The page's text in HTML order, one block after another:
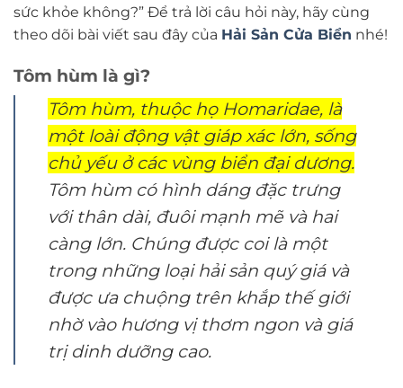
sức khỏe không?” Để trả lời câu hỏi này, hãy cùng
theo dõi bài viết sau đây của Hải Sản Cửa Biển nhé!
Tôm hùm là gì?
Tôm hùm, thuộc họ Homaridae, là
một loài động vật giáp xác lớn, sống
chủ yếu ở các vùng biển đại dương.
Tôm hùm có hình dáng đặc trưng
với thân dài, đuôi mạnh mẽ và hai
càng lớn. Chúng được coi là một
trong những loại hải sản quý giá và
được ưa chuộng trên khắp thế giới
nhờ vào hương vị thơm ngon và giá
trị dinh dưỡng cao.